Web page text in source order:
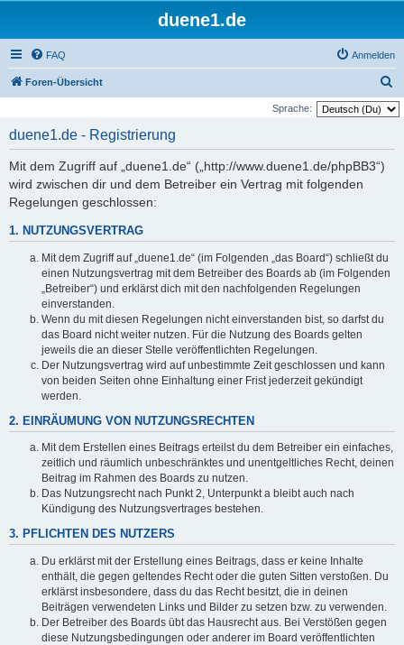
duene1.de
FAQ Anmelden
Foren-Übersicht
u
Sprache:
duene1.de - Registrierung
Mit dem Zugriff auf „duene1.de“ („http://www.duene1.de/phpBB3“)
wird zwischen dir und dem Betreiber ein Vertrag mit folgenden
Regelungen geschlossen:
1. NUTZUNGSVERTRAG
Mit dem Zugriff auf „duene1.de“ (im Folgenden „das Board“) schließt du
einen Nutzungsvertrag mit dem Betreiber des Boards ab (im Folgenden
„Betreiber“) und erklärst dich mit den nachfolgenden Regelungen
einverstanden.
Wenn du mit diesen Regelungen nicht einverstanden bist, so darfst du
das Board nicht weiter nutzen. Für die Nutzung des Boards gelten
jeweils die an dieser Stelle veröffentlichten Regelungen.
Der Nutzungsvertrag wird auf unbestimmte Zeit geschlossen und kann
von beiden Seiten ohne Einhaltung einer Frist jederzeit gekündigt
werden.
2. EINRÄUMUNG VON NUTZUNGSRECHTEN
Mit dem Erstellen eines Beitrags erteilst du dem Betreiber ein einfaches,
zeitlich und räumlich unbeschränktes und unentgeltliches Recht, deinen
Beitrag im Rahmen des Boards zu nutzen.
Das Nutzungsrecht nach Punkt 2, Unterpunkt a bleibt auch nach
Kündigung des Nutzungsvertrages bestehen.
3. PFLICHTEN DES NUTZERS
Du erklärst mit der Erstellung eines Beitrags, dass er keine Inhalte
enthält, die gegen geltendes Recht oder die guten Sitten verstoßen. Du
erklärst insbesondere, dass du das Recht besitzt, die in deinen
Beiträgen verwendeten Links und Bilder zu setzen bzw. zu verwenden.
Der Betreiber des Boards übt das Hausrecht aus. Bei Verstößen gegen
diese Nutzungsbedingungen oder anderer im Board veröffentlichten